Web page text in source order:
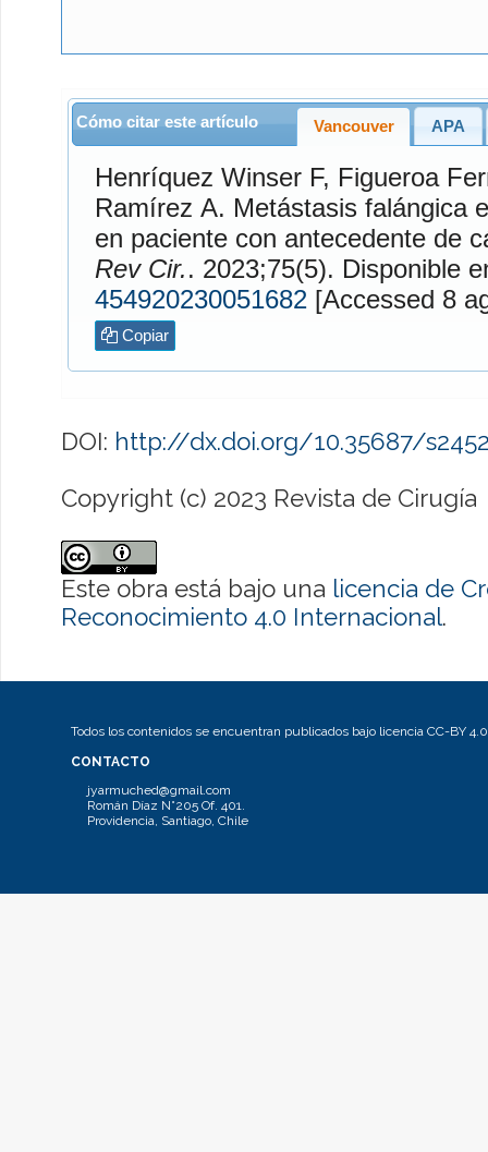
Cómo citar este artículo Vancouver APA
Henríquez WinserF, Figueroa
Ramírez A. Metástasis falángica en dedo anular derecho
en paciente con antecedente de
Rev Cir.
. 2023;75(5).
454920230051682
Copiar
DOI: http://dx.doi.org/10.35687/
Copyright (c) 2023 Revista de Cirugía
Este obra está bajo una licencia de
Reconocimiento 4.0 Internacional.
Todos los contenidos se encuentran publicados bajo licencia CC-BY 4.0
CONTACTO
jyarmuched@gmail.com
Román Díaz N°205 Of. 401.
Providencia, Santiago, Chile